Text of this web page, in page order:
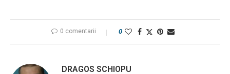
0 comentarii 0
DRAGOS SCHIOPU